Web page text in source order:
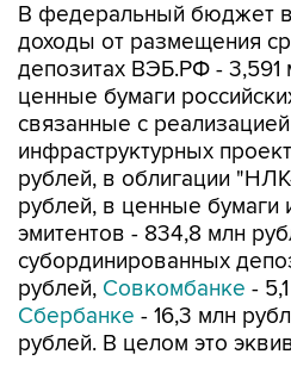
В федеральный бюджет
доходы от размещения
депозитах ВЭБ.РФ - 3,591
ценные бумаги
связанные с
инфраструктурных
рублей, в облигации
рублей, в ценные бумаги
эмитентов - 834,8 млн
субординированных
рублей, Совкомбанке -
Сбербанке - 16,3 млн
рублей. В целом это